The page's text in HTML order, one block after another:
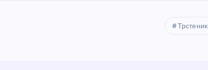
Трстеник